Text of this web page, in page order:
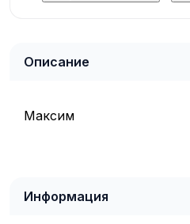
Описание
Максим
Информация